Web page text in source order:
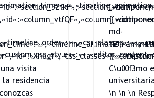
visita
residencia
md-
C\u00f3mo
\n \n \n